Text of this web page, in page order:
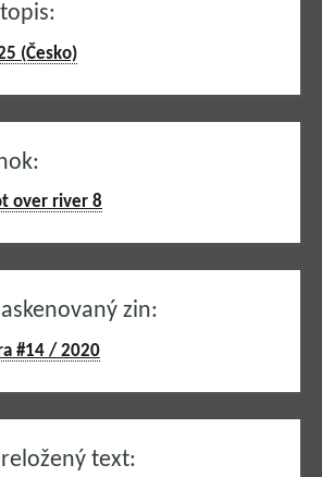
(Česko)
over river 8
zin:
#14 / 2020
text: